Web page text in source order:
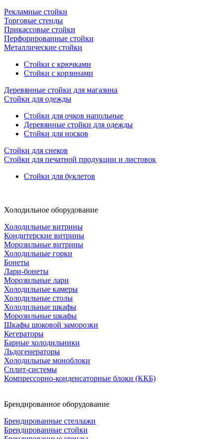
Рекламные стойки
Торговые стенды
Прикассовые стойки
Перфорированные стойки
Металлические стойки
Стойки с крючками
Стойки с корзинами
Деревянные стойки для магазина
Стойки для одежды
Стойки для очков напольные
Деревянные стойки для одежды
Стойки для носков
Стойки для снеков
Стойки для печатной продукции и листовок
Стойки для буклетов
Холодильное оборудование
Холодильные витрины
Кондитерские витрины
Морозильные витрины
Холодильные горки
Бонеты
Лари-бонеты
Морозильные лари
Холодильные камеры
Холодильные столы
Холодильные шкафы
Морозильные шкафы
Шкафы шоковой заморозки
Кегераторы
Барные холодильники
Льдогенераторы
Холодильные моноблоки
Сплит-системы
Компрессорно-конденсаторные блоки (ККБ)
Брендированное оборудование
Брендированные стеллажи
Брендированные стойки